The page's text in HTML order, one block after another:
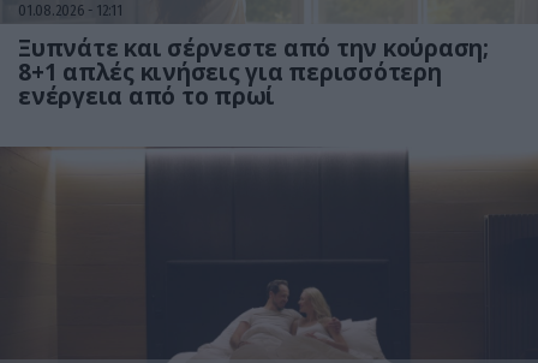
01.08.2026 12:11
Ξυπνάτε και σέρνεστε από την κούραση;
8+1 απλές κινήσεις για περισσότερη
ενέργεια από το πρωί